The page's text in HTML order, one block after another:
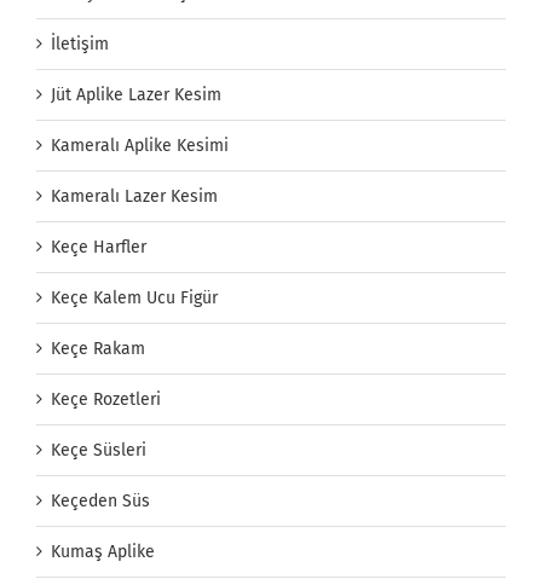
İletişim
Jüt Aplike Lazer Kesim
Kameralı Aplike Kesimi
Kameralı Lazer Kesim
Keçe Harfler
Keçe Kalem Ucu Figür
Keçe Rakam
Keçe Rozetleri
Keçe Süsleri
Keçeden Süs
Kumaş Aplike